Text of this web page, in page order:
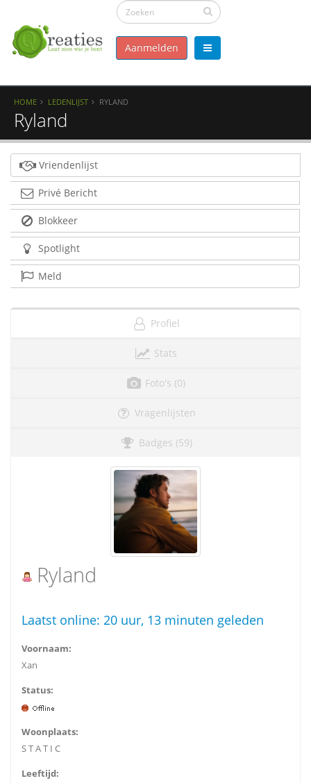
Aanmelden
HOME LEDENLIJST RYLAND
Ryland
Vriendenlijst
Privé Bericht
Blokkeer
Spotlight
Meld
Profiel
Stats
Foto's (0)
Vragenlijsten
Badges (59)
Ryland
Laatst online: 20 uur, 13 minuten geleden
Voornaam:
Xan
Status:
Woonplaats:
S T A T I C
Leeftijd: